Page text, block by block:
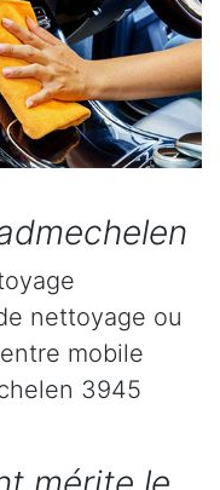
nettoyage ou
mobile
3945